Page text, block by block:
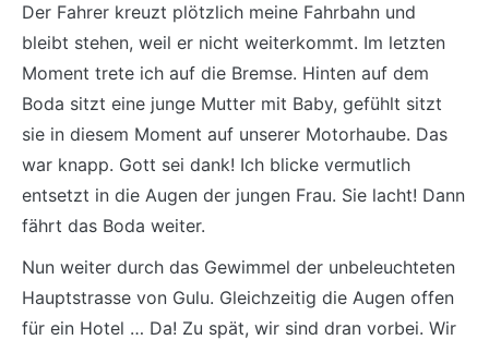
Der Fahrer kreuzt plötzlich meine Fahrbahn und
bleibt stehen, weil er nicht weiterkommt. Im letzten
Moment trete ich auf die Bremse. Hinten auf dem
Boda sitzt eine junge Mutter mit Baby, gefühlt sitzt
sie in diesem Moment auf unserer Motorhaube. Das
war knapp. Gott sei dank! Ich blicke vermutlich
entsetzt in die Augen der jungen Frau. Sie lacht! Dann
fährt das Boda weiter.
Nun weiter durch das Gewimmel der unbeleuchteten
Hauptstrasse von Gulu. Gleichzeitig die Augen offen
für ein Hotel … Da! Zu spät, wir sind dran vorbei. Wir